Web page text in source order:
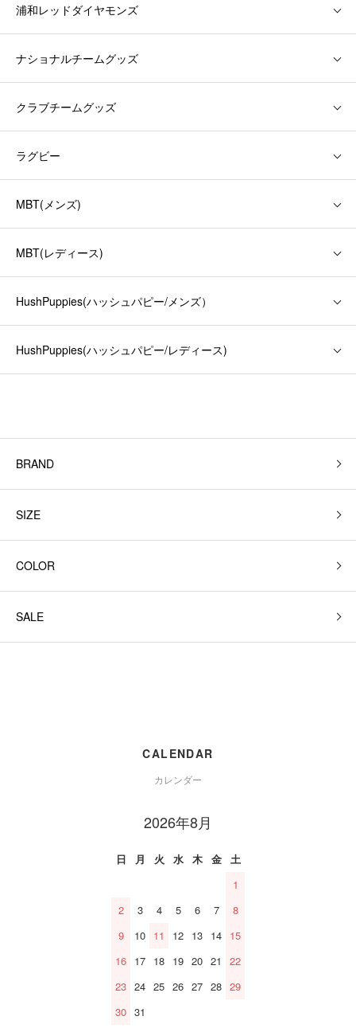
浦和レッドダイヤモンズ
ナショナルチームグッズ
クラブチームグッズ
ラグビー
MBT(メンズ)
MBT(レディース)
HushPuppies(ハッシュパピー/メンズ）
HushPuppies(ハッシュパピー/レディース)
BRAND
SIZE
COLOR
SALE
CALENDAR
カレンダー
2026年8月
日 月 火 水 木 金
土
1
2
3 4 5 6 7
8
9
10 11 12 13 14 15
16 17 18 19 20 21
22
23 24 25 26 27 28 29
30 31